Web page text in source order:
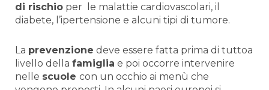
di rischio per
le malattie cardiovascolari, il
diabete, l’ipertensione e alcuni tipi di tumore.
La prevenzione deve essere fatta prima di tuttoa
livello della famiglia e poi occorre intervenire
nelle scuole con un occhio ai menù che